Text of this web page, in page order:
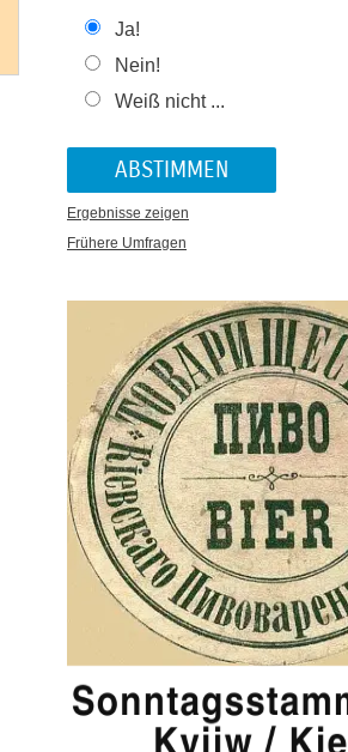
Ja!
Nein!
Weiß nicht ...
Ergebnisse zeigen
Frühere Umfragen